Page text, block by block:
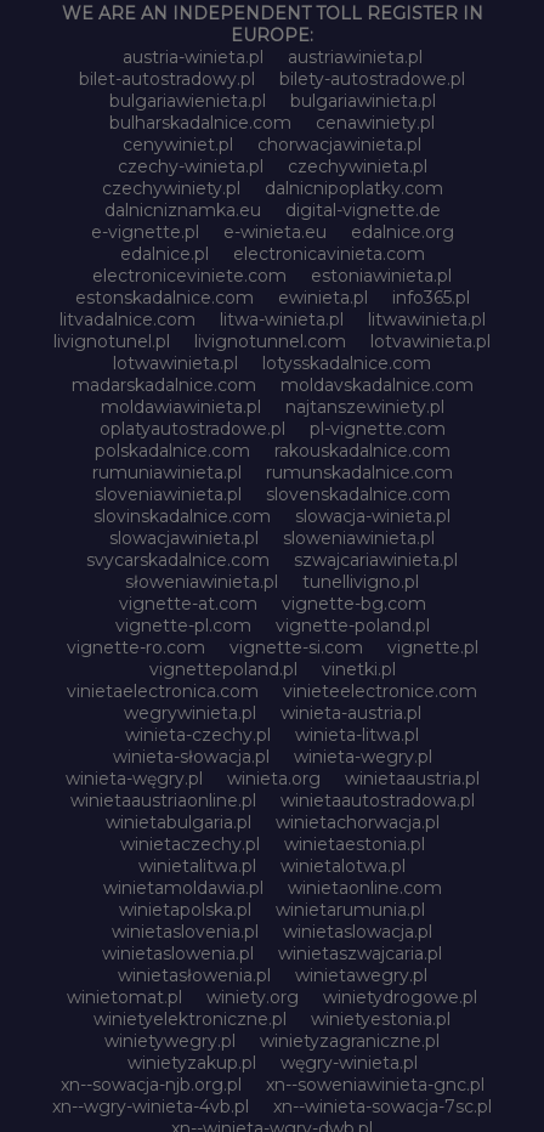
WE ARE AN INDEPENDENT TOLL REGISTER IN
EUROPE:
austria-winieta.pl
austriawinieta.pl
bilet-autostradowy.pl
bilety-autostradowe.pl
bulgariawienieta.pl
bulgariawinieta.pl
bulharskadalnice.com
cenawiniety.pl
cenywiniet.pl
chorwacjawinieta.pl
czechy-winieta.pl
czechywinieta.pl
czechywiniety.pl
dalnicnipoplatky.com
dalnicniznamka.eu
digital-vignette.de
e-vignette.pl
e-winieta.eu
edalnice.org
edalnice.pl
electronicavinieta.com
electroniceviniete.com
estoniawinieta.pl
estonskadalnice.com
ewinieta.pl
info365.pl
litvadalnice.com
litwa-winieta.pl
litwawinieta.pl
livignotunel.pl
livignotunnel.com
lotvawinieta.pl
lotwawinieta.pl
lotysskadalnice.com
madarskadalnice.com
moldavskadalnice.com
moldawiawinieta.pl
najtanszewiniety.pl
oplatyautostradowe.pl
pl-vignette.com
polskadalnice.com
rakouskadalnice.com
rumuniawinieta.pl
rumunskadalnice.com
sloveniawinieta.pl
slovenskadalnice.com
slovinskadalnice.com
slowacja-winieta.pl
slowacjawinieta.pl
sloweniawinieta.pl
svycarskadalnice.com
szwajcariawinieta.pl
słoweniawinieta.pl
tunellivigno.pl
vignette-at.com
vignette-bg.com
vignette-pl.com
vignette-poland.pl
vignette-ro.com
vignette-si.com
vignette.pl
vignettepoland.pl
vinetki.pl
vinietaelectronica.com
vinieteelectronice.com
wegrywinieta.pl
winieta-austria.pl
winieta-czechy.pl
winieta-litwa.pl
winieta-słowacja.pl
winieta-wegry.pl
winieta-węgry.pl
winieta.org
winietaaustria.pl
winietaaustriaonline.pl
winietaautostradowa.pl
winietabulgaria.pl
winietachorwacja.pl
winietaczechy.pl
winietaestonia.pl
winietalitwa.pl
winietalotwa.pl
winietamoldawia.pl
winietaonline.com
winietapolska.pl
winietarumunia.pl
winietaslovenia.pl
winietaslowacja.pl
winietaslowenia.pl
winietaszwajcaria.pl
winietasłowenia.pl
winietawegry.pl
winietomat.pl
winiety.org
winietydrogowe.pl
winietyelektroniczne.pl
winietyestonia.pl
winietywegry.pl
winietyzagraniczne.pl
winietyzakup.pl
węgry-winieta.pl
xn--sowacja-njb.org.pl
xn--soweniawinieta-gnc.pl
xn--wgry-winieta-4vb.pl
xn--winieta-sowacja-7sc.pl